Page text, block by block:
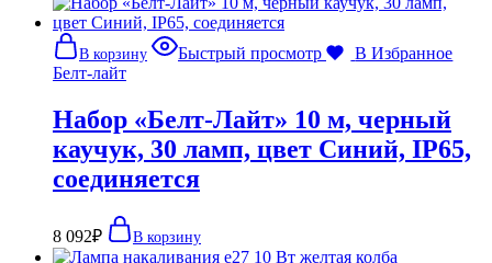
В корзину Быстрый просмотр
В Избранное
Белт-лайт
Набор «Белт-Лайт» 10 м, черный
каучук, 30 ламп, цвет Синий, IP65,
соединяется
8 092₽ В корзину